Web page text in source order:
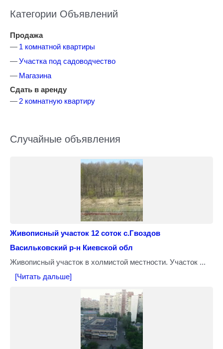
Категории Объявлений
Продажа
1 комнатной квартиры
Участка под садоводчество
Магазина
Сдать в аренду
2 комнатную квартиру
Случайные объявления
Живописный участок 12 соток с.Гвоздов
Васильковский р-н Киевской обл
Живописный участок в холмистой местности. Участок ...
[Читать дальше]